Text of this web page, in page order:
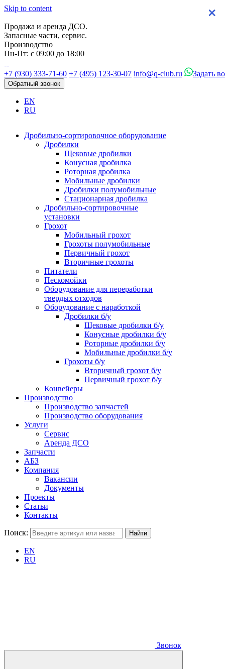
Skip to content
Продажа и аренда ДСО.
Запасные части, сервис.
Производство
Пн-Пт: с 09:00 до 18:00
+7 (930) 333-71-60 +7 (495) 123-30-07 info@q-club.ru Задать
Обратный звонок
EN
RU
Дробильно-сортировочное оборудование
Дробилки
Щековые дробилки
Конусная дробилка
Роторная дробилка
Мобильные дробилки
Дробилки полумобильные
Стационарная дробилка
Дробильно-сортировочные
установки
Грохот
Мобильный грохот
Грохоты полумобильные
Первичный грохот
Вторичные грохоты
Питатели
Пескомойки
Оборудование для переработки
твердых отходов
Оборудование с наработкой
Дробилки б/у
Щековые дробилки б/у
Конусные дробилки б/у
Роторные дробилки б/у
Мобильные дробилки б/у
Грохоты б/у
Вторичный грохот б/у
Первичный грохот б/у
Конвейеры
Производство
Производство запчастей
Производство оборудования
Услуги
Сервис
Аренда ДСО
Запчасти
АБЗ
Компания
Вакансии
Документы
Проекты
Статьи
Контакты
Поиск:
EN
RU
Звонок
×
×
×
×